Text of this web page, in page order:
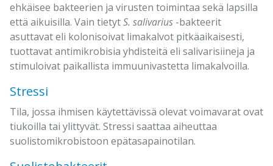
ehkäisee bakteerien ja virusten toimintaa sekä lapsilla
että aikuisilla. Vain tietytS. salivarius -bakteerit
asuttavat eli kolonisoivat limakalvot pitkäaikaisesti,
tuottavat antimikrobisia yhdisteitä eli salivarisiineja ja
stimuloivat paikallista immuunivastetta limakalvoilla.
Stressi
Tila, jossa ihmisen käytettävissä olevat voimavarat ovat
tiukoilla tai ylittyvät. Stressi saattaa aiheuttaa
suolistomikrobistoon epätasapainotilan.